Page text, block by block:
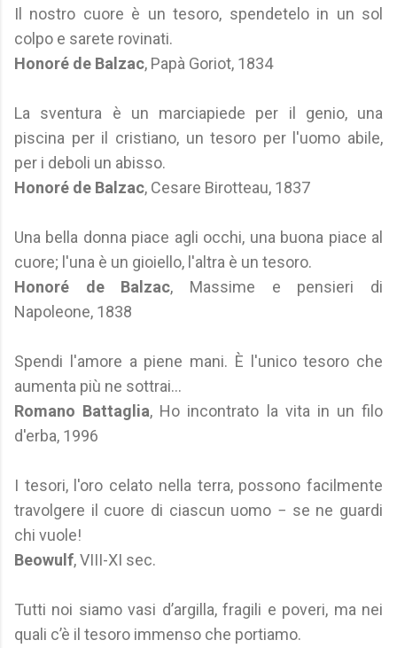
Il nostro cuore è un tesoro, spendetelo in un sol
colpo e sarete rovinati.
Honoré de Balzac, Papà Goriot, 1834
La sventura è un marciapiede per il genio, una
piscina per il cristiano, un tesoro per l'uomo abile,
per i deboli un abisso.
Honoré de Balzac, Cesare Birotteau, 1837
Una bella donna piace agli occhi, una buona piace al
cuore; l'una è un gioiello, l'altra è un tesoro.
Honoré de Balzac, Massime e pensieri di
Napoleone, 1838
Spendi l'amore a piene mani. È l'unico tesoro che
aumenta più ne sottrai...
Romano Battaglia, Ho incontrato la vita in un filo
d'erba, 1996
I tesori, l'oro celato nella terra, possono facilmente
travolgere il cuore di ciascun uomo − se ne guardi
chi vuole!
Beowulf, VIII-XI sec.
Tutti noi siamo vasi d’argilla, fragili e poveri, ma nei
quali c’è il tesoro immenso che portiamo.